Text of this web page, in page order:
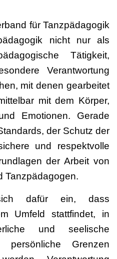
für Tanzpädagogik
nicht nur als
Tätigkeit,
Verantwortung
mit denen gearbeitet
mit dem Körper,
Emotionen. Gerade
der Schutz der
und respektvolle
der Arbeit von
Tanzpädagogen.
dafür ein, dass
Umfeld stattfindet, in
und seelische
persönliche Grenzen